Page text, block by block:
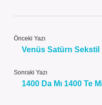
Önceki Yazı
Venüs Satürn Sekstil
Sonraki Yazı
1400 Da Mı 1400 Te